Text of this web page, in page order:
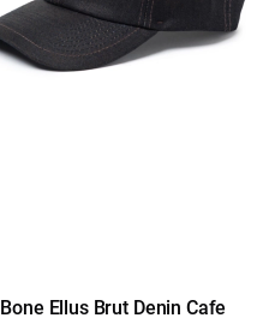
Bone Ellus Brut Denin Cafe